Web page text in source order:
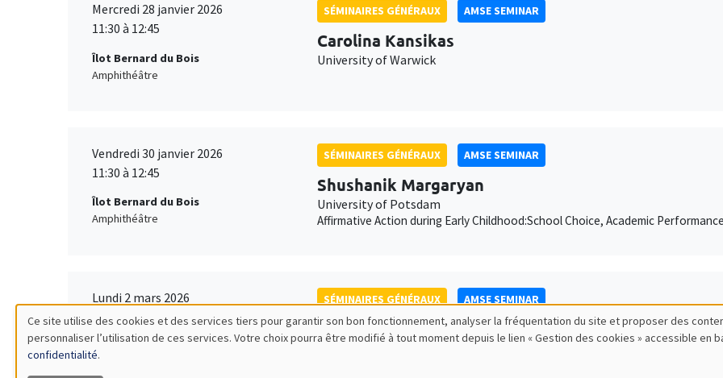
Mercredi 28 janvier 2026
11:30 à 12:45
Îlot Bernard du Bois
Amphithéâtre
SÉMINAIRES GÉNÉRAUX AMSE SEMINAR
Carolina Kansikas
University of Warwick
Vendredi 30 janvier 2026
11:30 à 12:45
Îlot Bernard du Bois
Amphithéâtre
SÉMINAIRES GÉNÉRAUX AMSE SEMINAR
Shushanik Margaryan
University of Potsdam
Affirmative Action during Early Childhood:School Choice, Academic
Lundi 2 mars 2026
11:30 à 12:45
Îlot Bernard du Bois
Amphithéâtre
SÉMINAIRES GÉNÉRAUX AMSE SEMINAR
François Salanié
Utilisation
Ce site utilise des cookies et des services tiers pour garantir son bon fonctionnement, analyser la fréquentation du site et proposer des
personnaliser l’utilisation de ces services. Votre choix pourra être modifié à tout moment depuis le lien « Gestion des cookies » accessible en
confidentialité.